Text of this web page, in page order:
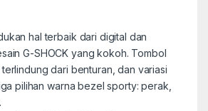
hal terbaik dari digital dan
G-SHOCK yang kokoh. Tombol
dari benturan, dan variasi
pilihan warna bezel sporty: perak,